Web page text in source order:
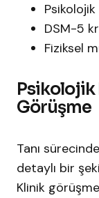
DSM-5
Fiziksel
Psikolojik
Görüşme
Tanı
detaylı bir
Klinik